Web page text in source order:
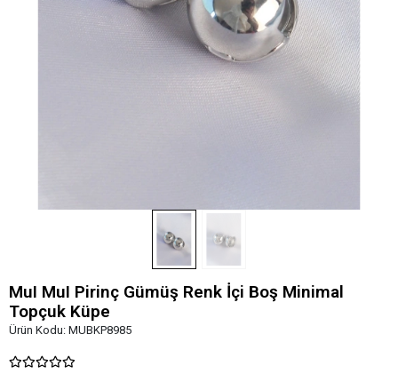
MuI MuI Pirinç Gümüş Renk İçi Boş Minimal
Topçuk Küpe
Ürün Kodu: MUBKP8985